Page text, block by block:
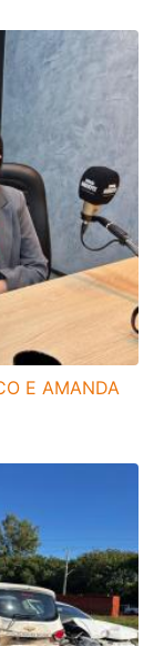
E AMANDA